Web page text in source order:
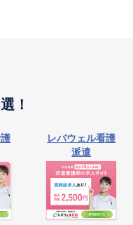
！
レバウェル看護
派遣